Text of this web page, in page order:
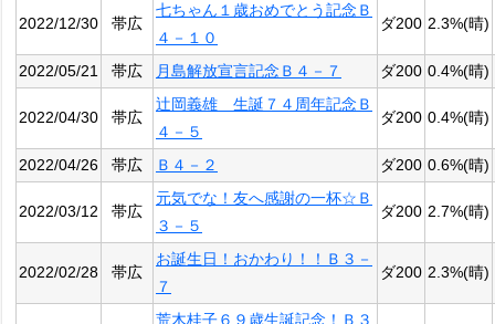
2022/12/30 帯広
七ちゃん１歳おめでとう記念Ｂ
４－１０
ダ200 2.3%(晴)
2022/05/21 帯広 月島解放宣言記念Ｂ４－７ ダ200 0.4%(晴)
2022/04/30 帯広
辻岡義雄 生誕７４周年記念Ｂ
４－５
ダ200 0.4%(晴)
2022/04/26 帯広 Ｂ４－２ ダ200 0.6%(晴)
2022/03/12 帯広
元気でな！友へ感謝の一杯☆Ｂ
３－５
ダ200 2.7%(晴)
2022/02/28 帯広
お誕生日！おかわり！！Ｂ３－
７
ダ200 2.3%(晴)
荒木桂子６９歳生誕記念！Ｂ３